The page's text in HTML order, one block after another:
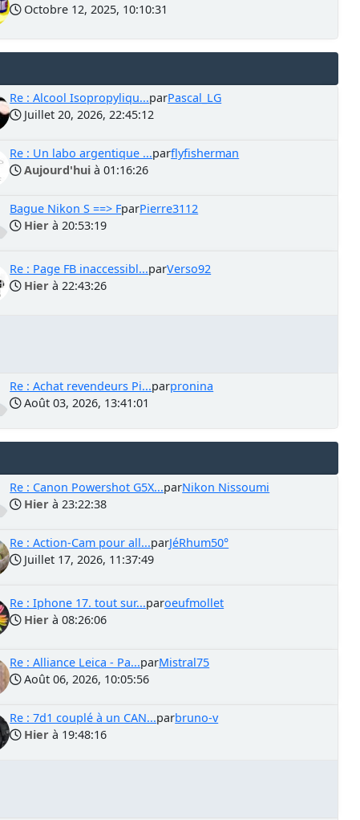
Octobre 12, 2025, 10:10:31
Re : Alcool Isopropyliqu...parPascal_LG
Juillet 20, 2026, 22:45:12
Re : Un labo argentique ...parflyfisherman
Aujourd'hui à 01:16:26
Bague Nikon S ==> FparPierre3112
Hier à 20:53:19
Re : Page FB inaccessibl...parVerso92
Hier à 22:43:26
Re : Achat revendeurs Pi...parpronina
Août 03, 2026, 13:41:01
Re : Canon Powershot G5X...parNikon Nissoumi
Hier à 23:22:38
Re : Action-Cam pour all...parJéRhum50°
Juillet 17, 2026, 11:37:49
Re : Iphone 17. tout sur...paroeufmollet
Hier à 08:26:06
Re : Alliance Leica - Pa...parMistral75
Août 06, 2026, 10:05:56
Re : 7d1 couplé à un CAN...parbruno-v
Hier à 19:48:16